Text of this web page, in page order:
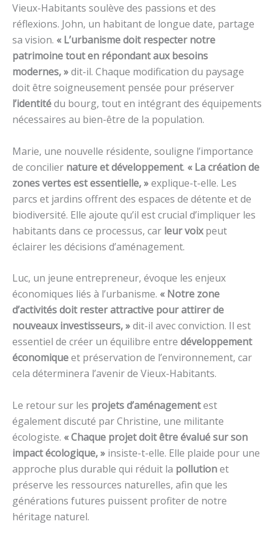
Vieux-Habitants soulève des passions et des
réflexions. John, un habitant de longue date, partage
sa vision. « L’urbanisme doit respecter notre
patrimoine tout en répondant aux besoins
modernes, »dit-il. Chaque modification du paysage
doit être soigneusement pensée pour préserver
l’identitédu bourg, tout en intégrant des équipements
nécessaires au bien-être de la population.
Marie, une nouvelle résidente, souligne l’importance
de concilier nature et développement. « La création de
zones vertes est essentielle, »explique-t-elle. Les
parcs et jardins offrent des espaces de détente et de
biodiversité. Elle ajoute qu’il est crucial d’impliquer les
habitants dans ce processus, car leur voixpeut
éclairer les décisions d’aménagement.
Luc, un jeune entrepreneur, évoque les enjeux
économiques liés à l’urbanisme. « Notre zone
d’activités doit rester attractive pour attirer de
nouveaux investisseurs, »dit-il avec conviction. Il est
essentiel de créer un équilibre entre développement
économiqueet préservation de l’environnement, car
cela déterminera l’avenir de Vieux-Habitants.
Le retour sur les projets d’aménagementest
également discuté par Christine, une militante
écologiste. « Chaque projet doit être évalué sur son
impact écologique, » insiste-t-elle. Elle plaide pour une
approche plus durable qui réduit la pollutionet
préserve les ressources naturelles, afin que les
générations futures puissent profiter de notre
héritage naturel.